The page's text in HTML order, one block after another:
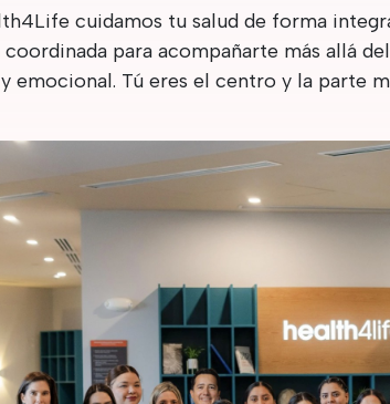
cuidamos tu salud de forma
coordinada para acompañarte más allá
emocional. Tú eres el centro y la parte